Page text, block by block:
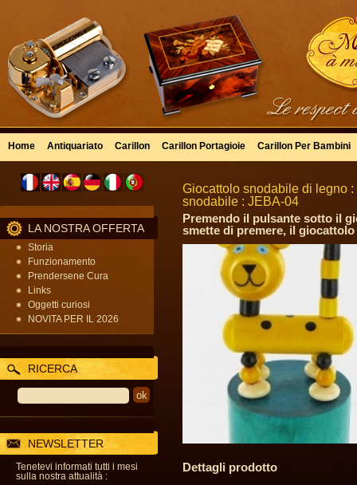
Home Antiquariato Carillon Carillon Portagioie Carillon Per Bambini
LA NOSTRA OFFERTA
Storia
Funzionamento
Prendersene Cura
Links
Oggetti curiosi
NOVITA PER IL 2026
RICERCA
NEWSLETTER
Tenetevi informati tutti i mesi
sulla nostra attualità :
Giocattolo snodabile di legno
snodabile : JEBA-04
Premendo il pulsante sotto il
smette di premere, il
Dettagli prodotto